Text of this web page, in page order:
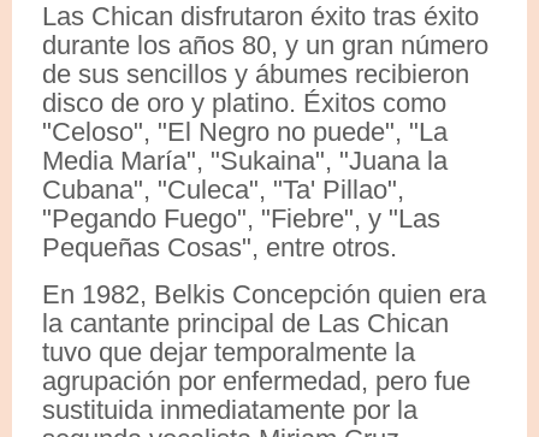
Las Chican disfrutaron éxito tras éxito
durante los años 80, y un gran número
de sus sencillos y ábumes recibieron
disco de oro y platino. Éxitos como
"Celoso", "El Negro no puede", "La
Media María", "Sukaina", "Juana la
Cubana", "Culeca", "Ta' Pillao",
"Pegando Fuego", "Fiebre", y "Las
Pequeñas Cosas", entre otros.
En 1982, Belkis Concepción quien era
la cantante principal de Las Chican
tuvo que dejar temporalmente la
agrupación por enfermedad, pero fue
sustituida inmediatamente por la